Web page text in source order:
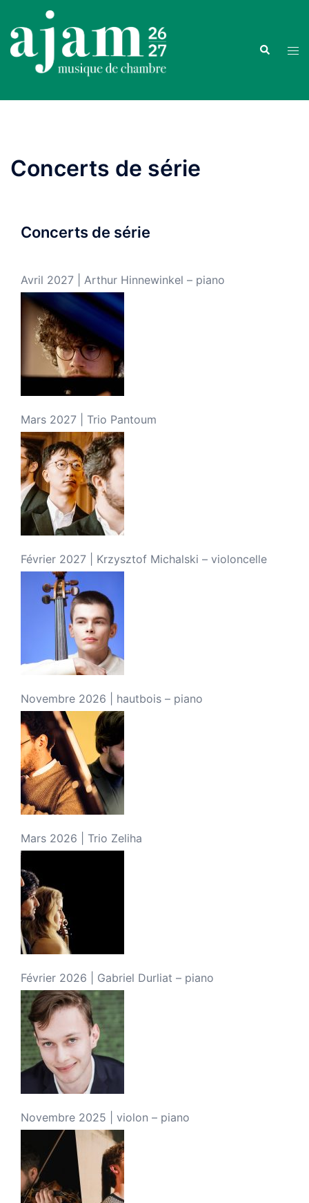
contenu
Concerts de série
Concerts de série
Avril 2027 | Arthur Hinnewinkel – piano
Mars 2027 | Trio Pantoum
Février 2027 | Krzysztof Michalski – violoncelle
Novembre 2026 | hautbois – piano
Mars 2026 | Trio Zeliha
Février 2026 | Gabriel Durliat – piano
Novembre 2025 | violon – piano